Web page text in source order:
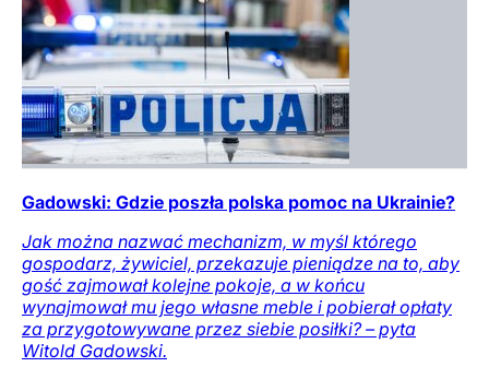
Gadowski: Gdzie poszła polska pomoc na Ukrainie?
Jak można nazwać mechanizm, w myśl którego
gospodarz, żywiciel, przekazuje pieniądze na to, aby
gość zajmował kolejne pokoje, a w końcu
wynajmował mu jego własne meble i pobierał opłaty
za przygotowywane przez siebie posiłki? – pyta
Witold Gadowski.